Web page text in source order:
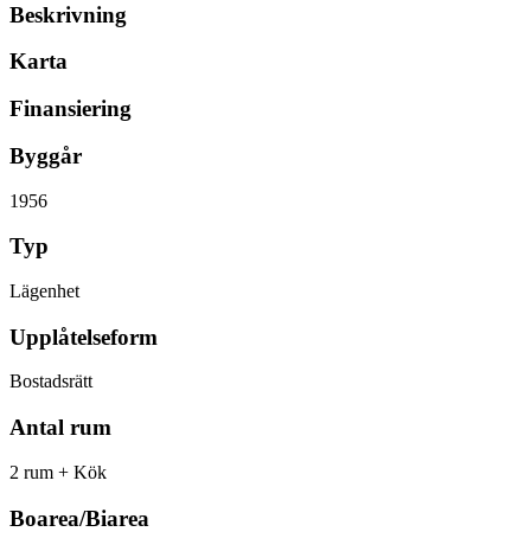
Beskrivning
Karta
Finansiering
Byggår
1956
Typ
Lägenhet
Upplåtelseform
Bostadsrätt
Antal rum
2 rum + Kök
Boarea/Biarea